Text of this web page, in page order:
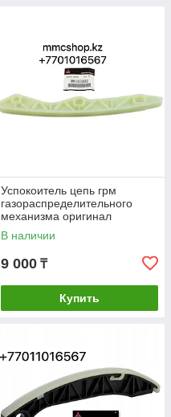
Успокоитель цепь грм
газораспределительного
механизма оригинал
митсубиси лансер asx
аутландер lancer 4B10 4B11
В наличии
9 000 ₸
Купить